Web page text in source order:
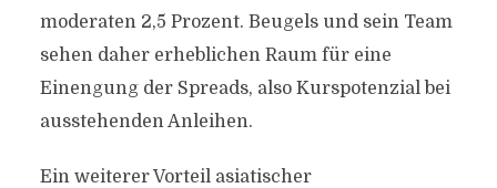
moderaten 2,5 Prozent. Beugels und sein Team
sehen daher erheblichen Raum für eine
Einengung der Spreads, also Kurspotenzial bei
ausstehenden Anleihen.
Ein weiterer Vorteil asiatischer